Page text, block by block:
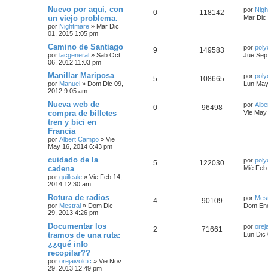
Nuevo por aqui, con
un viejo problema.
por Nightmare » Mar Dic
01, 2015 1:05 pm
0 118142 por
Mar Dic
Camino de Santiago
por lacgeneral » Sab Oct
06, 2012 11:03 pm
9 149583 por
Jue
Manillar Mariposa
por Manuel » Dom Dic 09,
2012 9:05 am
5 108665 por
Lun
Nueva web de
compra de billetes
tren y bici en
Francia
por Albert Campo » Vie
May 16, 2014 6:43 pm
0 96498 por
Vie
cuidado de la
cadena
por guilleale » Vie Feb 14,
2014 12:30 am
5 122030 por
Mié
Rotura de radios
por Mestral » Dom Dic
29, 2013 4:26 pm
4 90109 por
Dom
Documentar los
tramos de una ruta:
¿¿qué info
recopilar??
por orejaivolcic » Vie Nov
29, 2013 12:49 pm
2 71661 por
Lun Dic